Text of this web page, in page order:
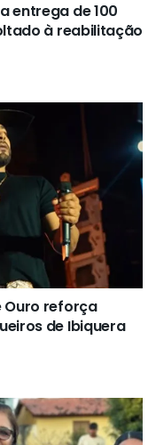
entrega de 100
à reabilitação
Ouro reforça
de Ibiquera